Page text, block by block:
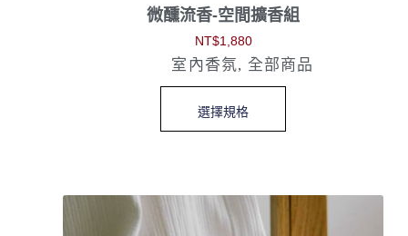
微醺流香-空間擴香組
NT$1,880
室內香氛, 全部商品
選擇規格